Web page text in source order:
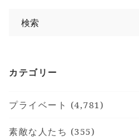
カテゴリー
プライベート (4,781)
素敵な人たち (355)